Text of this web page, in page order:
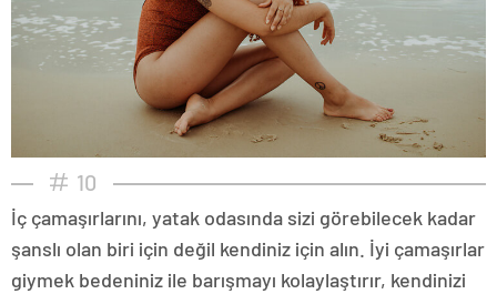
10
İç çamaşırlarını, yatak odasında sizi görebilecek kadar
şanslı olan biri için değil kendiniz için alın. İyi çamaşırlar
giymek bedeniniz ile barışmayı kolaylaştırır, kendinizi